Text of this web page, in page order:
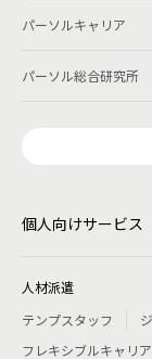
パーソルキャリア
パーソル総合研究所
個人向けサービス
人材派遣
テンプスタッフ
フレキシブルキャリア